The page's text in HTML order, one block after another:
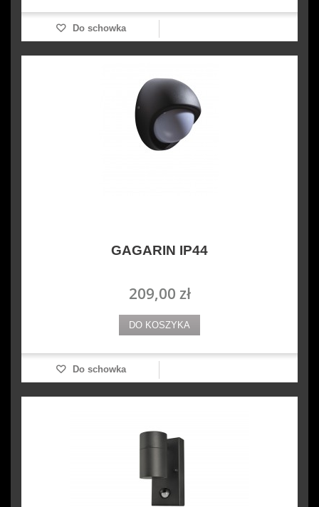
Do schowka
GAGARIN IP44
209,00 zł
DO KOSZYKA
Do schowka